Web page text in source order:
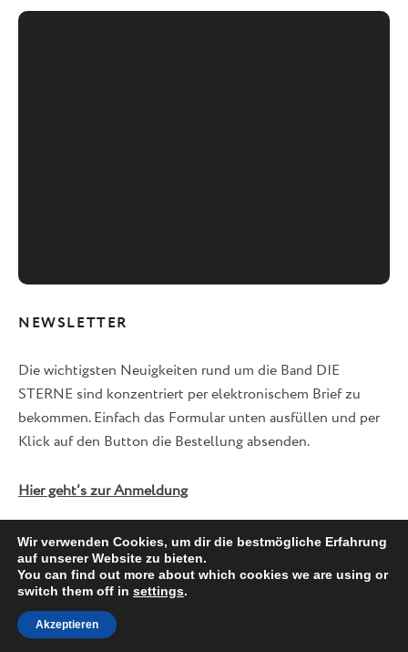
NEWSLETTER
Die wichtigsten Neuigkeiten rund um die Band DIE
STERNE sind konzentriert per elektronischem Brief zu
bekommen. Einfach das Formular unten ausfüllen und per
Klick auf den Button die Bestellung absenden.
Hier geht’s zur Anmeldung
FacebookTwitterInstagram
© 2026 DIE STERNE -
Wir verwenden Cookies, um dir die bestmögliche Erfahrung
auf unserer Website zu bieten.
You can find out more about which cookies we are using or
switch them off in settings.
Akzeptieren